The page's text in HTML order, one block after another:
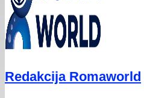
Redakcija Romaworld